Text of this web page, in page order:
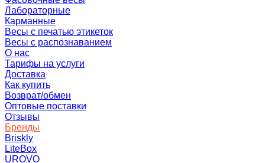
Лабораторные
Карманные
Весы с печатью этикеток
Весы с распознаванием
О нас
Тарифы на услуги
Доставка
Как купить
Возврат/обмен
Оптовые поставки
Отзывы
Бренды
Briskly
LiteBox
UROVO